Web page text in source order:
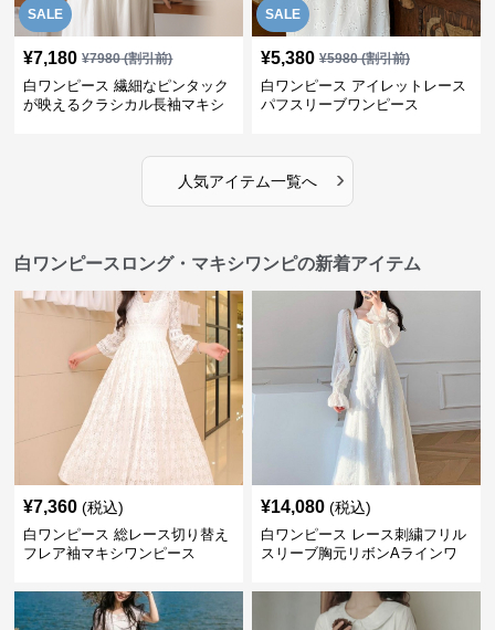
SALE
¥7,180 ¥7980(割引前)
白ワンピース 繊細なピンタック
が映えるクラシカル長袖マキシ
SALE
¥5,380 ¥5980(割引前)
白ワンピース アイレットレース
パフスリーブワンピース
人気アイテム一覧へ ›
白ワンピースロング・マキシワンピの新着アイテム
¥7,360 (税込)
白ワンピース 総レース切り替え
フレア袖マキシワンピース
¥14,080 (税込)
白ワンピース レース刺繍フリル
スリーブ胸元リボンAラインワ